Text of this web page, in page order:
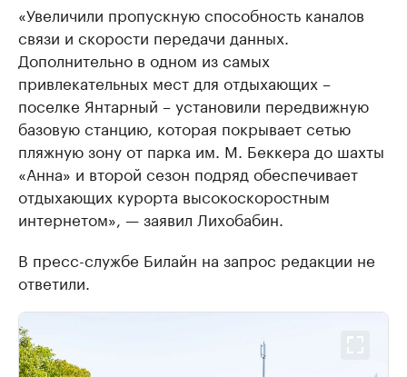
«Увеличили пропускную способность каналов
связи и скорости передачи данных.
Дополнительно в одном из самых
привлекательных мест для отдыхающих –
поселке Янтарный – установили передвижную
базовую станцию, которая покрывает сетью
пляжную зону от парка им. М. Беккера до шахты
«Анна» и второй сезон подряд обеспечивает
отдыхающих курорта высокоскоростным
интернетом», — заявил Лихобабин.
В пресс-службе Билайн на запрос редакции не
ответили.